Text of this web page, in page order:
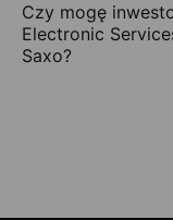
Czy mogę
Electronic
Saxo?